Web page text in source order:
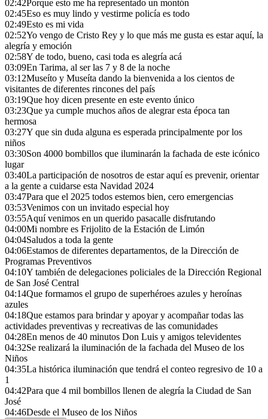
02:42Porque esto me ha representado un montón
02:45Eso es muy lindo y vestirme policía es todo
02:49Esto es mi vida
02:52Yo vengo de Cristo Rey y lo que más me gusta es estar aquí, la
alegría y emoción
02:58Y de todo, bueno, casi toda es alegría acá
03:09En Tarima, al ser las 7 y 8 de la noche
03:12Museíto y Museíta dando la bienvenida a los cientos de
visitantes de diferentes rincones del país
03:19Que hoy dicen presente en este evento único
03:23Que ya cumple muchos años de alegrar esta época tan
hermosa
03:27Y que sin duda alguna es esperada principalmente por los
niños
03:30Son 4000 bombillos que iluminarán la fachada de este icónico
lugar
03:40La participación de nosotros de estar aquí es prevenir, orientar
a la gente a cuidarse esta Navidad 2024
03:47Para que el 2025 todos estemos bien, cero emergencias
03:53Venimos con un invitado especial hoy
03:55Aquí venimos en un querido pasacalle disfrutando
04:00Mi nombre es Frijolito de la Estación de Limón
04:04Saludos a toda la gente
04:06Estamos de diferentes departamentos, de la Dirección de
Programas Preventivos
04:10Y también de delegaciones policiales de la Dirección Regional
de San José Central
04:14Que formamos el grupo de superhéroes azules y heroínas
azules
04:18Que estamos para brindar y apoyar y acompañar todas las
actividades preventivas y recreativas de las comunidades
04:28En menos de 40 minutos Don Luis y amigos televidentes
04:32Se realizará la iluminación de la fachada del Museo de los
Niños
04:35La histórica iluminación que tendrá el conteo regresivo de 10 a
1
04:42Para que 4 mil bombillos llenen de alegría la Ciudad de San
José
04:46Desde el Museo de los Niños